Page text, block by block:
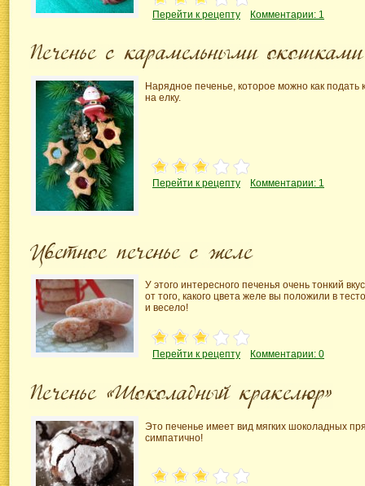
Перейти к рецепту Комментарии: 1
Нарядное печенье, которое можно как подать
на елку.
Перейти к рецепту Комментарии: 1
У этого интересного печенья очень тонкий
от того, какого цвета желе вы положили в
и весело!
Перейти к рецепту Комментарии: 0
Это печенье имеет вид мягких шоколадных
симпатично!